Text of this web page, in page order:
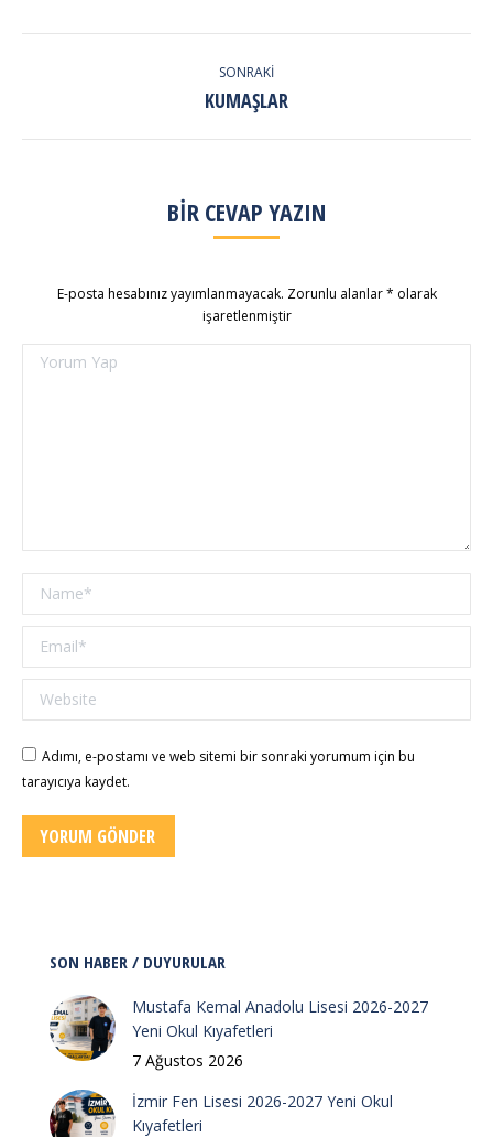
SONRAKI
Next
KUMAŞLAR
BIR CEVAP YAZIN
E-posta hesabınız yayımlanmayacak. Zorunlu alanlar* olarak
işaretlenmiştir
Yorum Yap
Name *
Email *
Website
Adımı, e-postamı ve web sitemi bir sonraki yorumum için bu
tarayıcıya kaydet.
YORUM GÖNDER
SON HABER / DUYURULAR
Mustafa Kemal Anadolu Lisesi 2026-2027
Yeni Okul Kıyafetleri
7 Ağustos 2026
İzmir Fen Lisesi 2026-2027 Yeni Okul
Kıyafetleri